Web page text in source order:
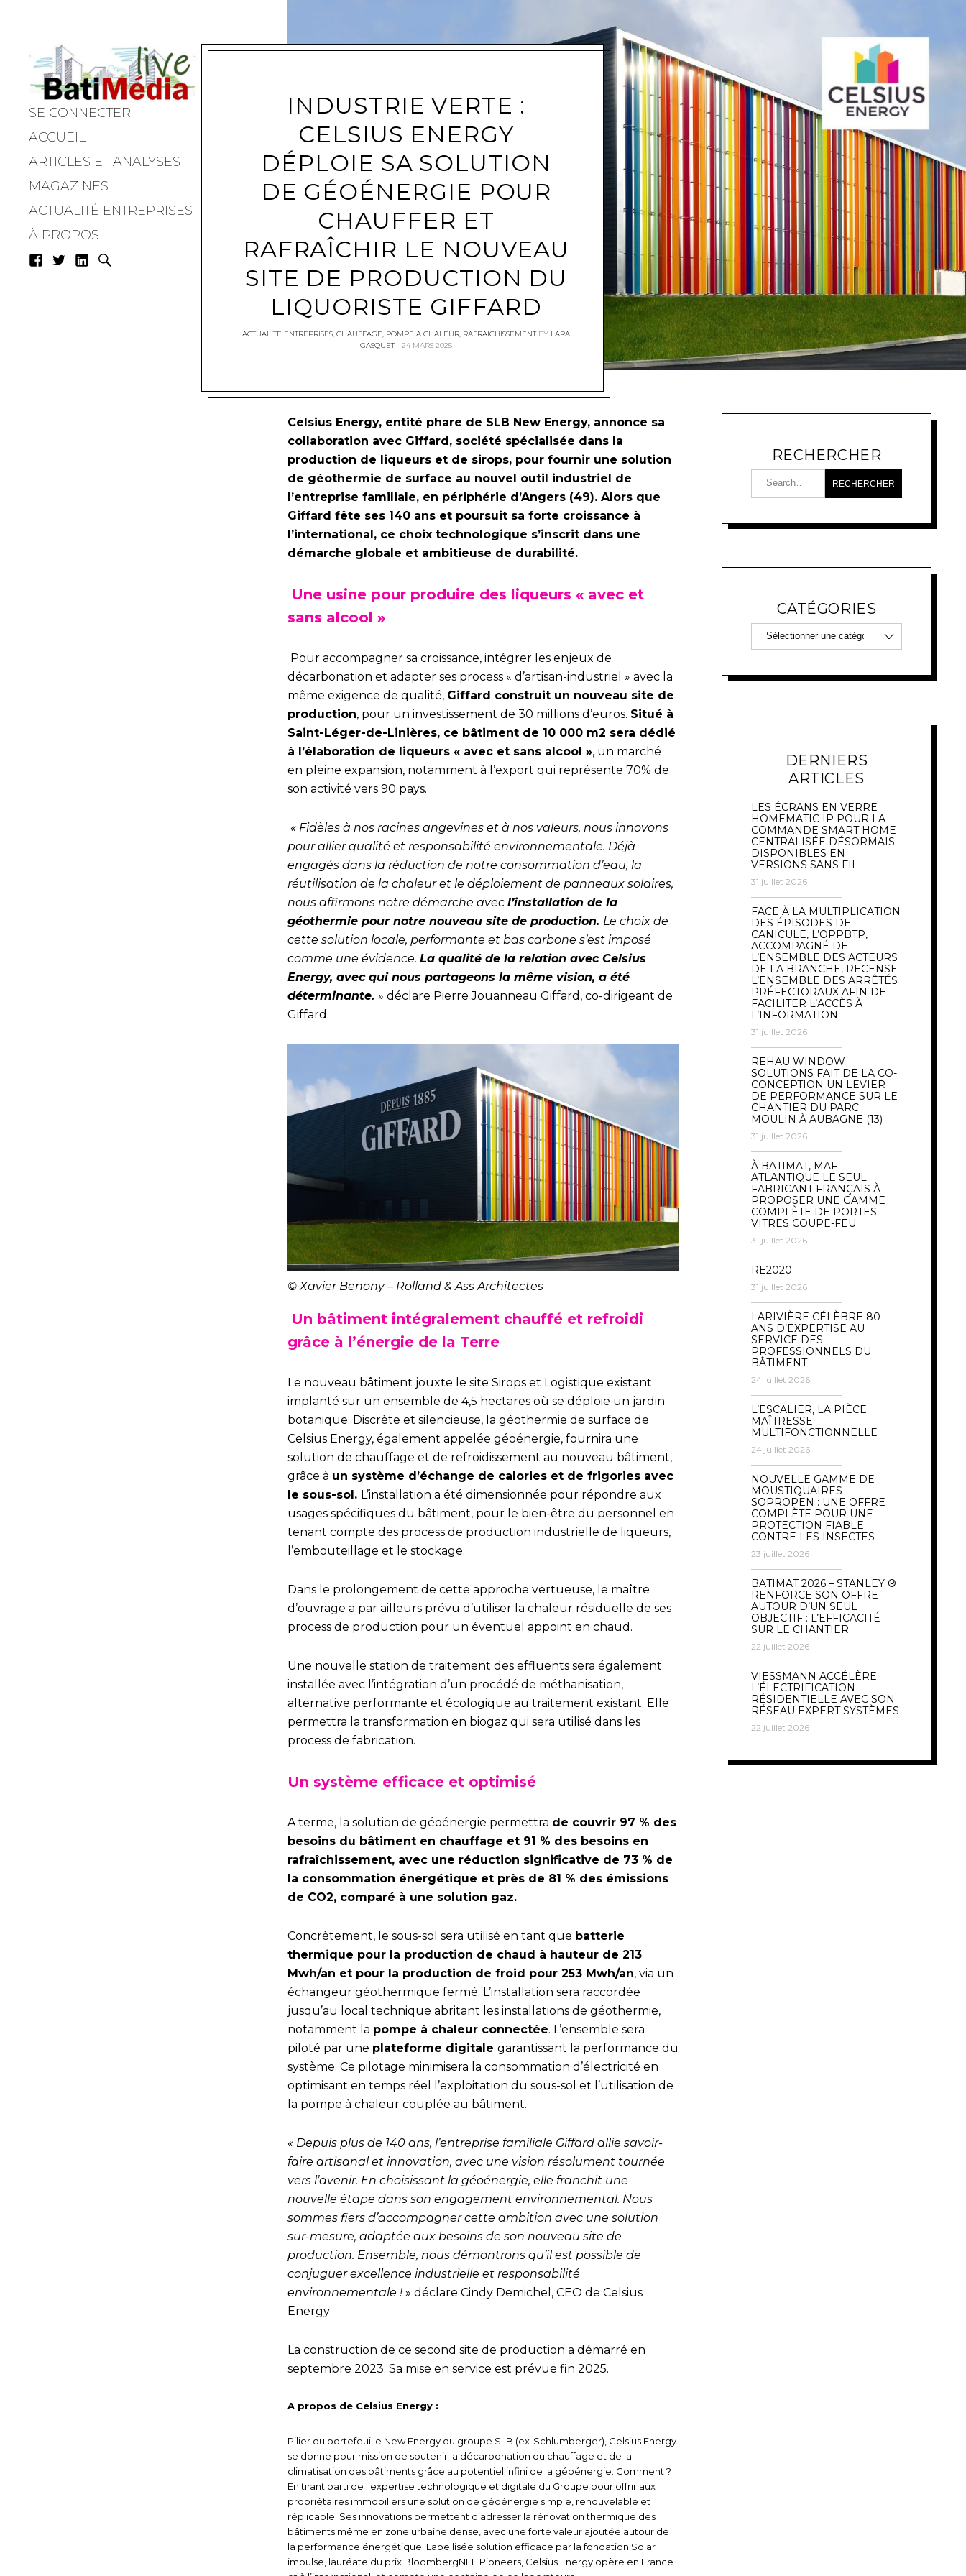
Batimedialive
SE CONNECTER
ACCUEIL
ARTICLES ET ANALYSES
MAGAZINES
ACTUALITÉ ENTREPRISES
À PROPOS
INDUSTRIE VERTE :
CELSIUS ENERGY
DÉPLOIE SA SOLUTION
DE GÉOÉNERGIE POUR
CHAUFFER ET
RAFRAÎCHIR LE NOUVEAU
SITE DE PRODUCTION DU
LIQUORISTE GIFFARD
ACTUALITÉ ENTREPRISES, CHAUFFAGE, POMPE À CHALEUR, RAFRAICHISSEMENT BY LARA
GASQUET
24 MARS 2025
Celsius Energy, entité phare de SLB New Energy, annonce sa
collaboration avec Giffard, société spécialisée dans la
production de liqueurs et de sirops, pour fournir une solution
de géothermie de surface au nouvel outil industriel de
l’entreprise familiale, en périphérie d’Angers (49). Alors que
Giffard fête ses 140 ans et poursuit sa forte croissance à
l’international, ce choix technologique s’inscrit dans une
démarche globale et ambitieuse de durabilité.
Une usine pour produire des liqueurs « avec et
sans alcool »
Pour accompagner sa croissance, intégrer les enjeux de
décarbonation et adapter ses process « d’artisan-industriel » avec la
même exigence de qualité, Giffard construit un nouveau site de
production, pour un investissement de 30 millions d’euros. Situé à
Saint-Léger-de-Linières, ce bâtiment de 10 000 m2 sera dédié
à l’élaboration de liqueurs « avec et sans alcool », un marché
en pleine expansion, notamment à l’export qui représente 70% de
son activité vers 90 pays.
« Fidèles à nos racines angevines et à nos valeurs, nous innovons
pour allier qualité et responsabilité environnementale. Déjà
engagés dans la réduction de notre consommation d’eau, la
réutilisation de la chaleur et le déploiement de panneaux solaires,
nous affirmons notre démarche avec l’installation de la
géothermie pour notre nouveau site de production. Le choix de
cette solution locale, performante et bas carbone s’est imposé
comme une évidence. La qualité de la relation avec Celsius
Energy, avec qui nous partageons la même vision, a été
déterminante. » déclare Pierre Jouanneau Giffard, co-dirigeant de
Giffard.
© Xavier Benony – Rolland & Ass Architectes
Un bâtiment intégralement chauffé et refroidi
grâce à l’énergie de la Terre
Le nouveau bâtiment jouxte le site Sirops et Logistique existant
implanté sur un ensemble de 4,5 hectares où se déploie un jardin
botanique. Discrète et silencieuse, la géothermie de surface de
Celsius Energy, également appelée géoénergie, fournira une
solution de chauffage et de refroidissement au nouveau bâtiment,
grâce à un système d’échange de calories et de frigories avec
le sous-sol. L’installation a été dimensionnée pour répondre aux
usages spécifiques du bâtiment, pour le bien-être du personnel en
tenant compte des process de production industrielle de liqueurs,
l’embouteillage et le stockage.
Dans le prolongement de cette approche vertueuse, le maître
d’ouvrage a par ailleurs prévu d’utiliser la chaleur résiduelle de ses
process de production pour un éventuel appoint en chaud.
Une nouvelle station de traitement des effluents sera également
installée avec l’intégration d’un procédé de méthanisation,
alternative performante et écologique au traitement existant. Elle
permettra la transformation en biogaz qui sera utilisé dans les
process de fabrication.
Un système efficace et optimisé
A terme, la solution de géoénergie permettra de couvrir 97 % des
besoins du bâtiment en chauffage et 91 % des besoins en
rafraîchissement, avec une réduction significative de 73 % de
la consommation énergétique et près de 81 % des émissions
de CO2, comparé à une solution gaz.
Concrètement, le sous-sol sera utilisé en tant que batterie
thermique pour la production de chaud à hauteur de 213
Mwh/an et pour la production de froid pour 253 Mwh/an, via un
échangeur géothermique fermé. L’installation sera raccordée
jusqu’au local technique abritant les installations de géothermie,
notamment la pompe à chaleur connectée. L’ensemble sera
piloté par une plateforme digitale garantissant la performance du
système. Ce pilotage minimisera la consommation d’électricité en
optimisant en temps réel l’exploitation du sous-sol et l’utilisation de
la pompe à chaleur couplée au bâtiment.
« Depuis plus de 140 ans, l’entreprise familiale Giffard allie savoir-
faire artisanal et innovation, avec une vision résolument tournée
vers l’avenir. En choisissant la géoénergie, elle franchit une
nouvelle étape dans son engagement environnemental. Nous
sommes fiers d’accompagner cette ambition avec une solution
sur-mesure, adaptée aux besoins de son nouveau site de
production. Ensemble, nous démontrons qu’il est possible de
conjuguer excellence industrielle et responsabilité
environnementale ! » déclare Cindy Demichel, CEO de Celsius
Energy
La construction de ce second site de production a démarré en
septembre 2023. Sa mise en service est prévue fin 2025.
A propos de Celsius Energy :
Pilier du portefeuille New Energy du groupe SLB (ex-Schlumberger), Celsius Energy
se donne pour mission de soutenir la décarbonation du chauffage et de la
climatisation des bâtiments grâce au potentiel infini de la géoénergie. Comment ?
En tirant parti de l’expertise technologique et digitale du Groupe pour offrir aux
propriétaires immobiliers une solution de géoénergie simple, renouvelable et
réplicable. Ses innovations permettent d’adresser la rénovation thermique des
bâtiments même en zone urbaine dense, avec une forte valeur ajoutée autour de
la performance énergétique. Labellisée solution efficace par la fondation Solar
impulse, lauréate du prix BloombergNEF Pioneers, Celsius Energy opère en France
RECHERCHER
CATÉGORIES
DERNIERS
ARTICLES
LES ÉCRANS EN VERRE
HOMEMATIC IP POUR LA
COMMANDE SMART HOME
CENTRALISÉE DÉSORMAIS
DISPONIBLES EN
VERSIONS SANS FIL
31 juillet 2026
FACE À LA MULTIPLICATION
DES ÉPISODES DE
CANICULE, L’OPPBTP,
ACCOMPAGNÉ DE
L’ENSEMBLE DES ACTEURS
DE LA BRANCHE, RECENSE
L’ENSEMBLE DES ARRÊTÉS
PRÉFECTORAUX AFIN DE
FACILITER L’ACCÈS À
L’INFORMATION
31 juillet 2026
REHAU WINDOW
SOLUTIONS FAIT DE LA CO-
CONCEPTION UN LEVIER
DE PERFORMANCE SUR LE
CHANTIER DU PARC
MOULIN À AUBAGNE (13)
31 juillet 2026
À BATIMAT, MAF
ATLANTIQUE LE SEUL
FABRICANT FRANÇAIS À
PROPOSER UNE GAMME
COMPLÈTE DE PORTES
VITRES COUPE-FEU
31 juillet 2026
RE2020
31 juillet 2026
LARIVIÈRE CÉLÈBRE 80
ANS D’EXPERTISE AU
SERVICE DES
PROFESSIONNELS DU
BÂTIMENT
24 juillet 2026
L’ESCALIER, LA PIÈCE
MAÎTRESSE
MULTIFONCTIONNELLE
24 juillet 2026
NOUVELLE GAMME DE
MOUSTIQUAIRES
SOPROPEN : UNE OFFRE
COMPLÈTE POUR UNE
PROTECTION FIABLE
CONTRE LES INSECTES
23 juillet 2026
BATIMAT 2026 – STANLEY ®
RENFORCE SON OFFRE
AUTOUR D’UN SEUL
OBJECTIF : L’EFFICACITÉ
SUR LE CHANTIER
22 juillet 2026
VIESSMANN ACCÉLÈRE
L’ÉLECTRIFICATION
RÉSIDENTIELLE AVEC SON
RÉSEAU EXPERT SYSTÈMES
22 juillet 2026